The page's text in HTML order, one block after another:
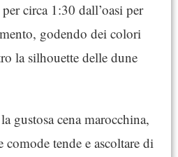
circa 1:30 dall’oasi per
godendo dei colori
la silhouette delle dune
gustosa cena marocchina,
tende e ascoltare di